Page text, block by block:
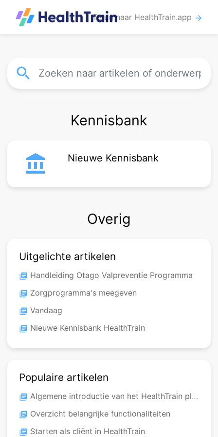
Terug naar HealthTrain.app arrow_forward
search
Kennisbank
account_balance Nieuwe Kennisbank
Overig
Uitgelichte artikelen
library_books Handleiding Otago Valpreventie Programma
library_books Zorgprogramma's meegeven
library_books Vandaag
library_books Nieuwe Kennisbank HealthTrain
Populaire artikelen
library_books Algemene introductie van het HealthTrain platform
library_books Overzicht belangrijke functionaliteiten
library_books Starten als cliënt in HealthTrain